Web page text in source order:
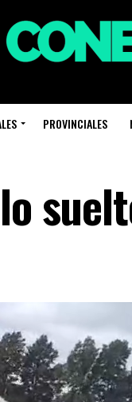
PROVINCIALES